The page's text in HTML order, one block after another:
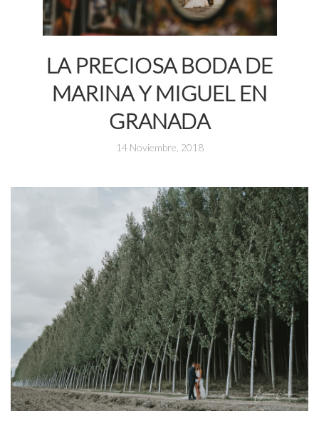
LA PRECIOSA BODA DE
MARINA Y MIGUEL EN
GRANADA
14 Noviembre, 2018